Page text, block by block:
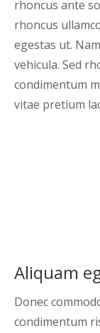
rhoncus ante
rhoncus
egestas ut.
vehicula. Sed
condimentum
vitae pretium
Aliquam
Donec
condimentum